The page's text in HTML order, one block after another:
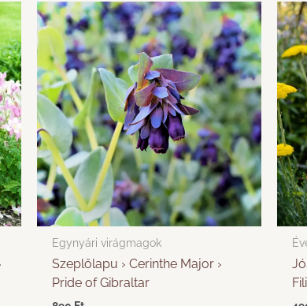
Egynyári virágmagok
Szeplőlapu › Cerinthe Major ›
Pride of Gibraltar